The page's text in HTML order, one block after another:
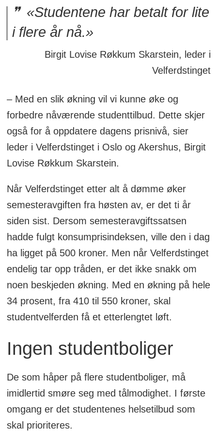
«Studentene har betalt for lite
i flere år nå.»
Birgit Lovise Røkkum Skarstein, leder i
Velferdstinget
– Med en slik økning vil vi kunne øke og
forbedre nåværende studenttilbud. Dette skjer
også for å oppdatere dagens prisnivå, sier
leder i Velferdstinget i Oslo og Akershus, Birgit
Lovise Røkkum Skarstein.
Når Velferdstinget etter alt å dømme øker
semesteravgiften fra høsten av, er det ti år
siden sist. Dersom semesteravgiftssatsen
hadde fulgt konsumprisindeksen, ville den i dag
ha ligget på 500 kroner. Men når Velferdstinget
endelig tar opp tråden, er det ikke snakk om
noen beskjeden økning. Med en økning på hele
34 prosent, fra 410 til 550 kroner, skal
studentvelferden få et etterlengtet løft.
Ingen studentboliger
De som håper på flere studentboliger, må
imidlertid smøre seg med tålmodighet. I første
omgang er det studentenes helsetilbud som
skal prioriteres.